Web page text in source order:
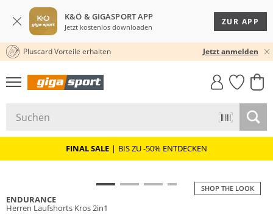
K&Ö & GIGASPORT APP
Jetzt kostenlos downloaden
ZUR APP
30 TAGE RÜCKGABERECHT
Pluscard Vorteile erhalten Jetzt anmelden
GIGASTYLE
FAHRRAD­
MUST-HAVE
FINAL SALE | BIS ZU -50% ENTDECKEN
SHOP THE LOOK
ENDURANCE
Herren Laufshorts Kros 2in1